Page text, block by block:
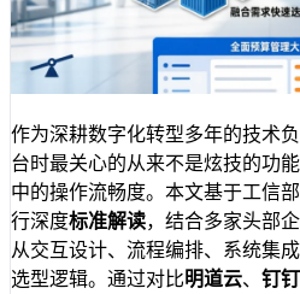
作为深耕数字化转型多年的技术
台时最关心的从来不是炫技的功
中的操作流畅度。本文基于工信部
行深度标准解读，结合多家头部
从交互设计、流程编排、系统集
选型逻辑。通过对比明道云、 钉